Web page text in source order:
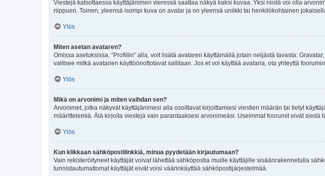
Viestejä katsottaessa käyttäjänimen vieressä saattaa näkyä kaksi kuvaa. Yksi niistä voi olla
riippuen. Toinen, yleensä isompi kuva on avatar ja on yleensä uniikki tai henkilökohtainen
Ylös
Miten asetan avataren?
Omissa asetuksissa, “Profiilin” alla, voit lisätä avataren käyttämällä jotain neljästä tavasta:
valitsee mitkä avatarien käyttöönottotavat sallitaan. Jos et voi käyttää avataria, ota yhteyttä
Ylös
Mikä on arvonimi ja miten vaihdan sen?
Arvonimet, jotka näkyvät käyttäjänimesi alla osoittavat kirjoittamiesi viestien määrän tai tietyt
määrittelemiä. Älä kirjoita viestejä vain parantaaksesi arvonimeäsi. Useimmat foorumit eivät
Ylös
Kun klikkaan sähköpostilinkkiä, minua pyydetään kirjautumaan?
Vain rekisteröityneet käyttäjät voivat lähettää sähköpostia muille käyttäjille sisäänrakennetulla
tunnistautumattomat käyttäjät eivät voisi väärinkäyttää sähköpostijärjestelmää.